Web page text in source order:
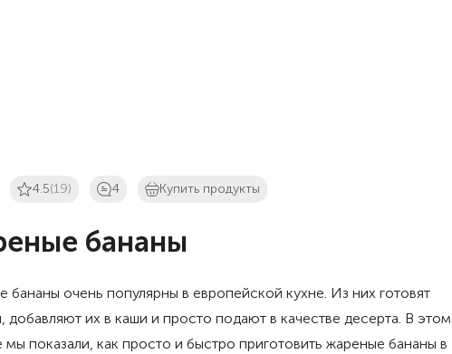
4.5(19) 4 Купить продукты
бананы
бананы очень популярны в европейской кухне. Из них готовят
добавляют их в каши и просто подают в качестве десерта. В этом
мы показали, как просто и быстро приготовить жареные бананы в